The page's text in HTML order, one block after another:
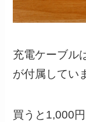
充電ケーブル
が付属してい
買うと1,000